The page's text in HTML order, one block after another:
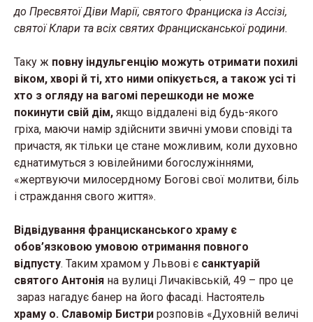
до Пресвятої Діви Марії, святого Франциска із Ассізі,
святої Клари та всіх святих Францисканської родини.
Таку ж повну індульгенцію можуть отримати похилі
віком, хворі й ті, хто ними опікується, а також усі ті
хто з огляду на вагомі перешкоди не може
покинути свій дім, якщо віддалені від будь-якого
гріха, маючи намір здійснити звичні умови сповіді та
причастя, як тільки це стане можливим, коли духовно
єднатимуться з ювілейними богослужіннями,
«жертвуючи милосердному Богові свої молитви, біль
і страждання свого життя».
Відвідування францисканського храму є
обов’язковою умовою отримання повного
відпусту. Таким храмом у Львові є санктуарій
святого Антонія на вулиці Личаківській, 49 – про це
зараз нагадує банер на його фасаді. Настоятель
храму о. Славомір Бистри розповів «Духовній величі